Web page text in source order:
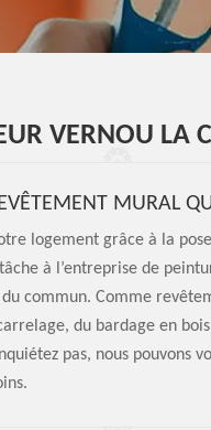
VERNOU LA
MURAL
logement grâce à la
à l’entreprise de
commun. Comme
du bardage en
pas, nous pouvons